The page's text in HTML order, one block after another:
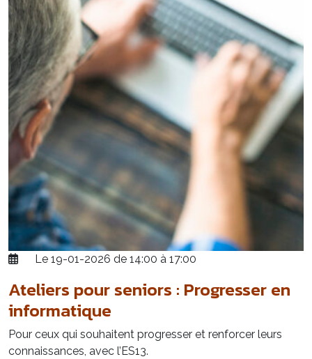
Le 19-01-2026 de 14:00 à 17:00
Ateliers pour seniors : Progresser en
informatique
Pour ceux qui souhaitent progresser et renforcer leurs
connaissances, avec l’ES13.